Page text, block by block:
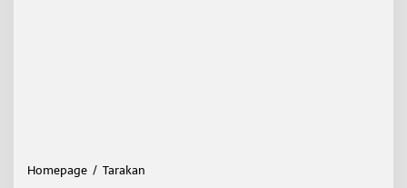
Homepage / Tarakan